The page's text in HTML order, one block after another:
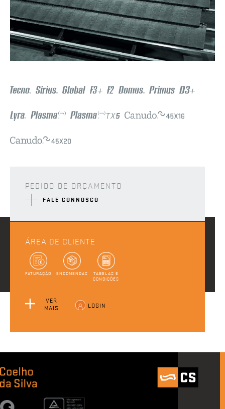
PEDIDO DE ORÇAMENTO
FALE CONNOSCO
ÁREA DE CLIENTE
FATURAÇÃO ENCOMENDAS
TABELAS E
CONDIÇÕES
VER
MAIS
LOGIN